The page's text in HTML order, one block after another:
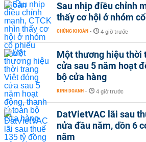
Sau nhịp điều chỉnh
thấy cơ hội ở nhóm
CHỨNG KHOÁN - 4 giờ trước
Một thương hiệu thời
cửa sau 5 năm hoạt
bộ cửa hàng
KINH DOANH - 4 giờ trước
DatVietVAC lãi sau
nửa đầu năm, dồn 6
năm